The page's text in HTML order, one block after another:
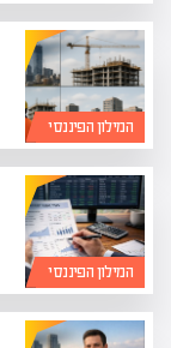
המילון הפיננסי
המילון הפיננסי